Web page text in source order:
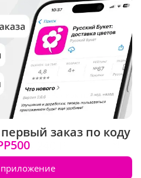
4.9(19)
Настольная композиция
"Счастье навсегда!"
14 240 ₽
заказ по коду
приложение